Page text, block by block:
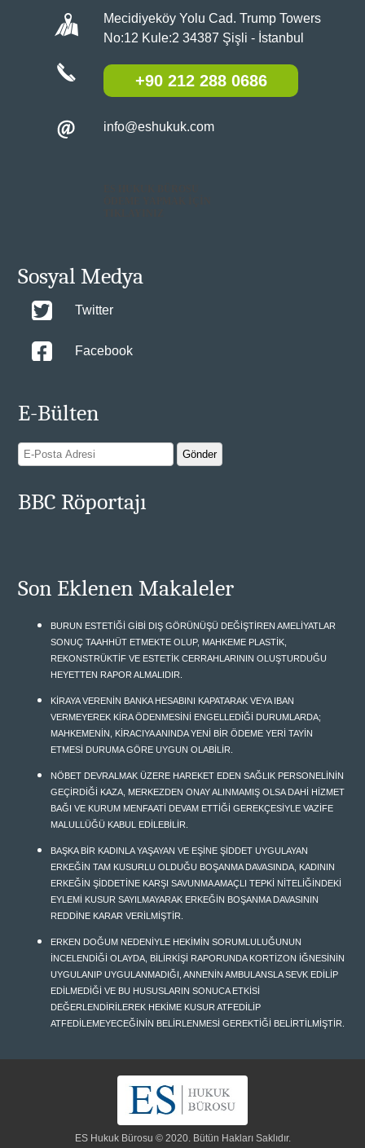
Mecidiyeköy Yolu Cad. Trump Towers
No:12 Kule:2 34387 Şişli - İstanbul
+90 212 288 0686
info@eshukuk.com
Sosyal Medya
Twitter
Facebook
E-Bülten
BBC Röportajı
Son Eklenen Makaleler
BURUN ESTETİĞİ GİBİ DIŞ GÖRÜNÜŞÜ DEĞİŞTİREN AMELİYATLAR
SONUÇ TAAHHÜT ETMEKTE OLUP, MAHKEME PLASTİK,
REKONSTRÜKTİF VE ESTETİK CERRAHLARININ OLUŞTURDUĞU
HEYETTEN RAPOR ALMALIDIR.
KİRAYA VERENİN BANKA HESABINI KAPATARAK VEYA IBAN
VERMEYEREK KİRA ÖDENMESİNİ ENGELLEDİĞİ DURUMLARDA;
MAHKEMENİN, KİRACIYA ANINDA YENİ BİR ÖDEME YERİ TAYİN
ETMESİ DURUMA GÖRE UYGUN OLABİLİR.
NÖBET DEVRALMAK ÜZERE HAREKET EDEN SAĞLIK PERSONELİNİN
GEÇİRDİĞİ KAZA, MERKEZDEN ONAY ALINMAMIŞ OLSA DAHİ HİZMET
BAĞI VE KURUM MENFAATİ DEVAM ETTİĞİ GEREKÇESİYLE VAZİFE
MALULLÜĞÜ KABUL EDİLEBİLİR.
BAŞKA BİR KADINLA YAŞAYAN VE EŞİNE ŞİDDET UYGULAYAN
ERKEĞİN TAM KUSURLU OLDUĞU BOŞANMA DAVASINDA, KADININ
ERKEĞİN ŞİDDETİNE KARŞI SAVUNMA AMAÇLI TEPKİ NİTELİĞİNDEKİ
EYLEMİ KUSUR SAYILMAYARAK ERKEĞİN BOŞANMA DAVASININ
REDDİNE KARAR VERİLMİŞTİR.
ERKEN DOĞUM NEDENİYLE HEKİMİN SORUMLULUĞUNUN
İNCELENDİĞİ OLAYDA, BİLİRKİŞİ RAPORUNDA KORTİZON İĞNESİNİN
UYGULANIP UYGULANMADIĞI, ANNENİN AMBULANSLA SEVK EDİLİP
EDİLMEDİĞİ VE BU HUSUSLARIN SONUCA ETKİSİ
DEĞERLENDİRİLEREK HEKİME KUSUR ATFEDİLİP
ATFEDİLEMEYECEĞİNİN BELİRLENMESİ GEREKTİĞİ BELİRTİLMİŞTİR.
ES Hukuk Bürosu © 2020. Bütün Hakları Saklıdır.